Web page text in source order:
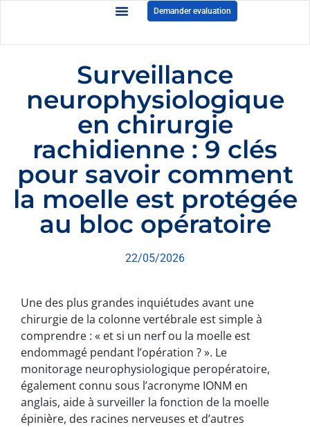
Demander evaluation
Surveillance
neurophysiologique
en chirurgie
rachidienne : 9 clés
pour savoir comment
la moelle est protégée
au bloc opératoire
22/05/2026
Une des plus grandes inquiétudes avant une
chirurgie de la colonne vertébrale est simple à
comprendre : « et si un nerf ou la moelle est
endommagé pendant l’opération ? ». Le
monitorage neurophysiologique peropératoire,
également connu sous l’acronyme IONM en
anglais, aide à surveiller la fonction de la moelle
épinière, des racines nerveuses et d’autres